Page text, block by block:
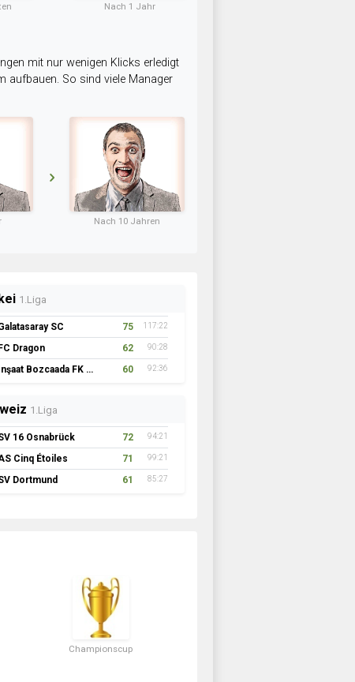
Nach 1 Jahr
mit nur wenigen Klicks erledigt
aufbauen. So sind viele Manager
Nach 10 Jahren
1.Liga
SC 75 117:22
FC Dragon 62 90:28
İnşaat Bozcaada FK 1957 60 92:36
1.Liga
16 Osnabrück 72 94:21
Cinq Étoiles 71 99:21
Dortmund 61 85:27
Championscup